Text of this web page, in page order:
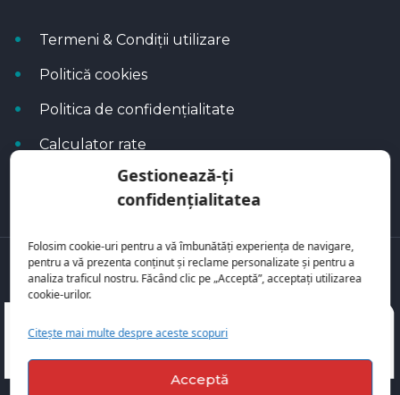
Gestionează-ți
confidențialitatea
Folosim cookie-uri pentru a vă îmbunătăți experiența de navigare,
pentru a vă prezenta conținut și reclame personalizate și pentru a
analiza traficul nostru. Făcând clic pe „Acceptă”, acceptați utilizarea
cookie-urilor.
Citește mai multe despre aceste scopuri
Acceptă
Termeni & Condiții utilizare
Politică cookies
Politica de confidențialitate
Calculator rate
Blog Autoflux
Toate mașinile se regăsesc peAutoFlux